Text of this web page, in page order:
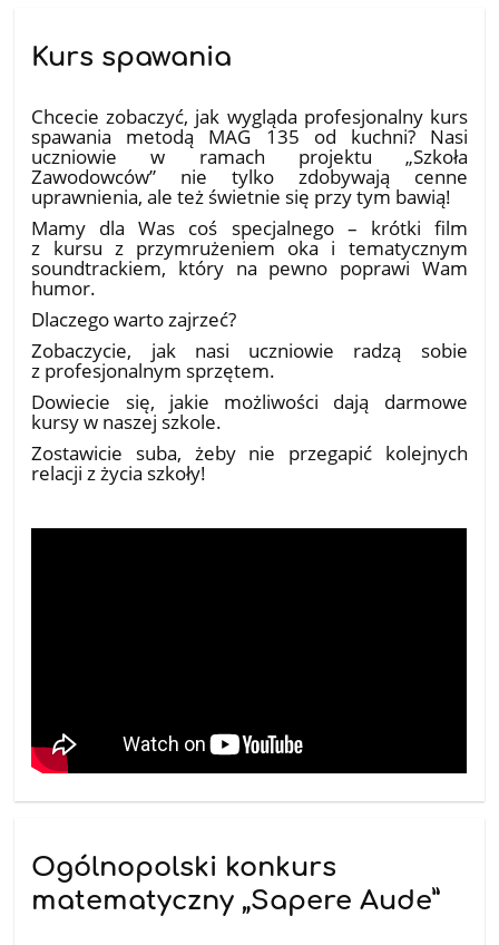
Kurs spawania
Chcecie zobaczyć, jak wygląda profesjonalny kurs
spawania metodą MAG 135 od kuchni? Nasi
uczniowie w ramach projektu „Szkoła
Zawodowców” nie tylko zdobywają cenne
uprawnienia, ale też świetnie się przy tym bawią!
​Mamy dla Was coś specjalnego – krótki film
z kursu z przymrużeniem oka i tematycznym
soundtrackiem, który na pewno poprawi Wam
humor.
​Dlaczego warto zajrzeć?
​Zobaczycie, jak nasi uczniowie radzą sobie
z profesjonalnym sprzętem.
​Dowiecie się, jakie możliwości dają darmowe
kursy w naszej szkole.
​Zostawicie suba, żeby nie przegapić kolejnych
relacji z życia szkoły!
Ogólnopolski konkurs
matematyczny „Sapere Aude”